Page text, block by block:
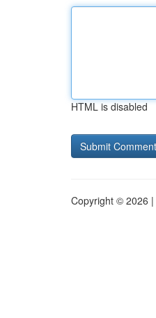
HTML is disabled
Copyright © 2026 |